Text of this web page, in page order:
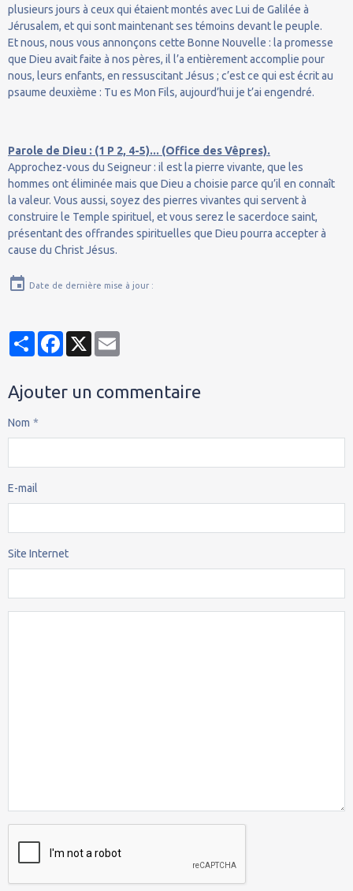
plusieurs jours à ceux qui étaient montés avec Lui de Galilée à
Jérusalem, et qui sont maintenant ses témoins devant le peuple.
Et nous, nous vous annonçons cette Bonne Nouvelle : la promesse
que Dieu avait faite à nos pères, il l’a entièrement accomplie pour
nous, leurs enfants, en ressuscitant Jésus ; c’est ce qui est écrit au
psaume deuxième : Tu es Mon Fils, aujourd’hui je t’ai engendré.
Parole de Dieu : (1 P 2, 4-5)... (Office des Vêpres).
Approchez-vous du Seigneur : il est la pierre vivante, que les
hommes ont éliminée mais que Dieu a choisie parce qu’il en connaît
la valeur. Vous aussi, soyez des pierres vivantes qui servent à
construire le Temple spirituel, et vous serez le sacerdoce saint,
présentant des offrandes spirituelles que Dieu pourra accepter à
cause du Christ Jésus.
Date de dernière mise à jour :
PartagerFacebook
X
Ajouter un commentaire
Nom
E-mail
Site Internet